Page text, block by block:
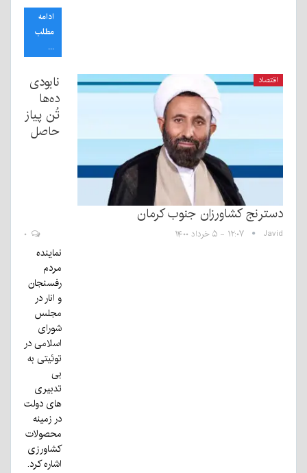
ادامه
مطلب
...
اقتصاد
نابودی
ده‌ها
تُن پیاز
حاصل
دسترنج کشاورزان جنوب کرمان
Javid ۱۲:۰۷ - ۵ خرداد ۱۴۰۰
نماینده
مردم
رفسنجان
و انار در
مجلس
شورای
اسلامی در
توئیتی به
بی
تدبیری
های دولت
در زمینه
محصولات
کشاورزی
اشاره کرد.